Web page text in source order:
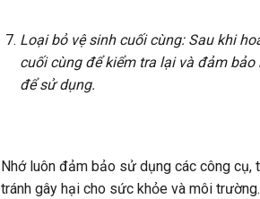
Loại bỏ vệ sinh cuối cùng: Sau khi
cuối cùng để kiểm tra lại và đảm
để sử dụng.
Nhớ luôn đảm bảo sử dụng các công
tránh gây hại cho sức khỏe và môi